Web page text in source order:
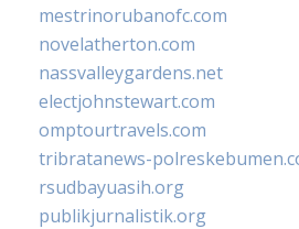
mestrinorubanofc.com
novelatherton.com
nassvalleygardens.net
electjohnstewart.com
omptourtravels.com
tribratanews-
rsudbayuasih.org
publikjurnalistik.org